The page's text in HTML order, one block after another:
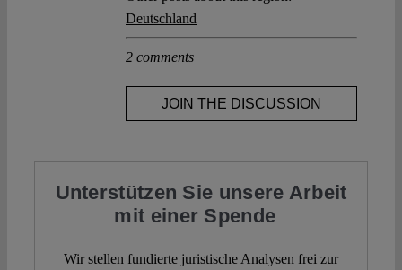
Deutschland
2 comments
JOIN THE DISCUSSION
Unterstützen Sie unsere Arbeit
mit einer Spende
Wir stellen fundierte juristische Analysen frei zur